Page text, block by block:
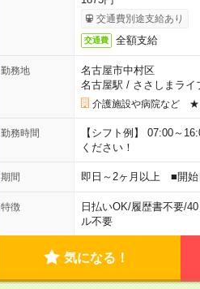
交通費別途支給あり
交通費 全額支給
勤務地
名古屋市中村区
名古屋駅 / ささしまライ
介護施設や病院など ★
勤務時間
【シフト例】 07:00～
ください！
期間 即日～2ヶ月以上 ■開始
特徴 日払いOK/履歴書不要/
ル不要
気になる！